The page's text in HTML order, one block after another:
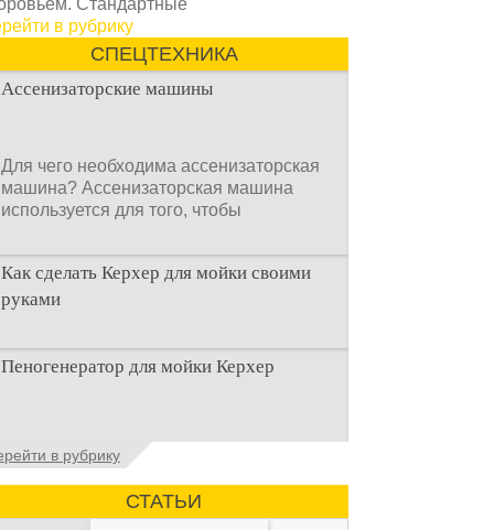
Стандартные
в рубрику
СПЕЦТЕХНИКА
Ассенизаторские машины
Для чего необходима ассенизаторская
машина? Ассенизаторская машина
используется для того, чтобы
Как сделать Керхер для мойки своими
руками
Общие сведения о мойках высокого
давления Мойка высокого давления –
Пеногенератор для мойки Керхер
Общие сведения Пеногенератор для
мойки керхер – это устройство высокого
давления, которое
в рубрику
СТАТЬИ